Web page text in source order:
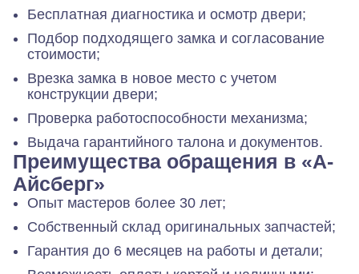
Бесплатная диагностика и осмотр двери;
Подбор подходящего замка и согласование
стоимости;
Врезка замка в новое место с учетом
конструкции двери;
Проверка работоспособности механизма;
Выдача гарантийного талона и документов.
Преимущества обращения в «А-
Айсберг»
Опыт мастеров более 30 лет;
Собственный склад оригинальных запчастей;
Гарантия до 6 месяцев на работы и детали;